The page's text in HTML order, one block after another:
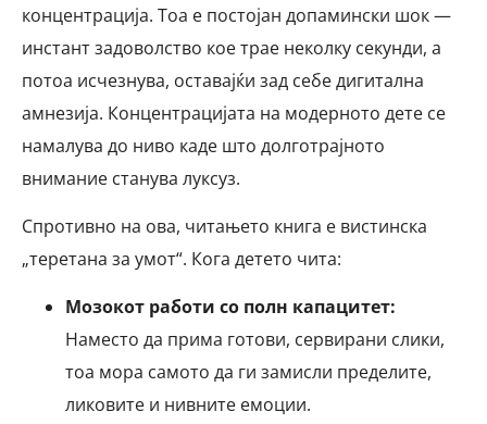
концентрација. Тоа е постојан допамински шок —
инстант задоволство кое трае неколку секунди, а
потоа исчезнува, оставајќи зад себе дигитална
амнезија. Концентрацијата на модерното дете се
намалува до ниво каде што долготрајното
внимание станува луксуз.
Спротивно на ова, читањето книга е вистинска
„теретана за умот“. Кога детето чита:
Мозокот работи со полн капацитет:
Наместо да прима готови, сервирани слики,
тоа мора самото да ги замисли пределите,
ликовите и нивните емоции.